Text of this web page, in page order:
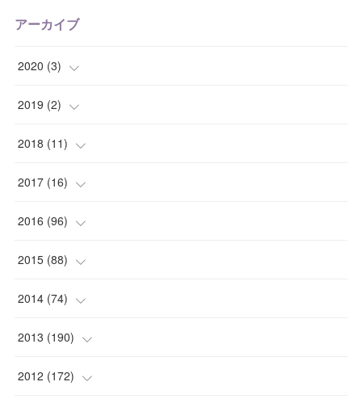
アーカイブ
2020 (3)
(1
( 1)
(1)
2019 (2)
( 1)
(1)
2018 (11)
(2)
(1)
(1)
(1)
2017 (16)
(1)
(2)
(1)
( 3)
2016 (96)
(2)
(5)
(6)
(3)
2015 (88)
(4)
(7)
(6)
2014 (74)
(9)
(14)
2013 (190)
(17)
2012 (172)